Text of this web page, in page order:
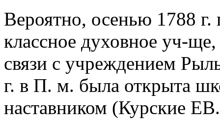
Вероятно, осенью 1788
классное духовное уч-
связи с учреждением
г. в П. м. была открыта
наставником (Курские